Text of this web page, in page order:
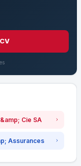
Cie SA
Assurances